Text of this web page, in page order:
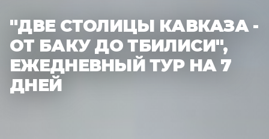
"ДВЕ СТОЛИЦЫ КАВКАЗА -
ОТ БАКУ ДО ТБИЛИСИ",
ЕЖЕДНЕВНЫЙ ТУР НА 7
ДНЕЙ